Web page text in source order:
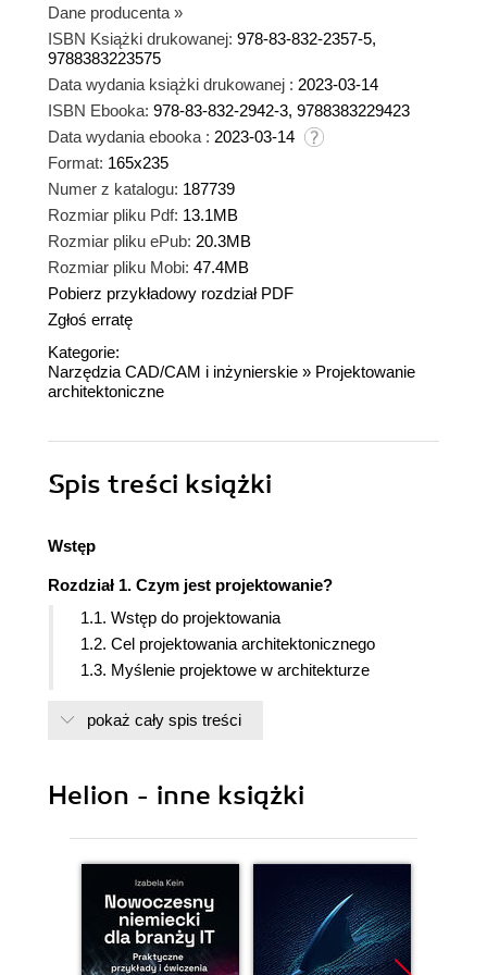
tej po prostu nie posiada. Pewien niedosyt może
budzić tylko fakt, że, o ile mi wiadomo, podręcznik
ten został opublikowany tylko w języku polskim,
co w znaczący sposób ogranicza krąg jego
potencjalnych czytelników. Wykładowca
Dane producenta »
ISBN Książki drukowanej: 978-83-832-2357-5,
9788383223575
Data wydania książki drukowanej : 2023-03-14
ISBN Ebooka: 978-83-832-2942-3, 9788383229423
Data wydania ebooka : 2023-03-14
Format: 165x235
Numer z katalogu: 187739
Rozmiar pliku Pdf: 13.1MB
Rozmiar pliku ePub: 20.3MB
Rozmiar pliku Mobi: 47.4MB
Pobierz przykładowy rozdział PDF
Zgłoś erratę
Kategorie:
Narzędzia CAD/CAM i inżynierskie » Projektowanie
architektoniczne
Spis treści książki
Wstęp
Rozdział 1. Czym jest projektowanie?
1.1. Wstęp do projektowania
1.2. Cel projektowania architektonicznego
1.3. Myślenie projektowe w architekturze
projektanci?
architektonicznego
architektoniczna?
2.1.2. Elementy sztuki
2.1.3. Podstawowe zasady budowy
kompozycji
pokaż cały spis treści
Helion - inne książki